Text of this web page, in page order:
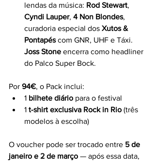
lendas da música: Rod Stewart,
Cyndi Lauper, 4 Non Blondes,
curadoria especial dos Xutos &
Pontapés com GNR, UHF e Táxi.
Joss Stone encerra como headliner
do Palco Super Bock.
Por 94€, o Pack inclui:
1 bilhete diário para o festival
1 t-shirt exclusiva Rock in Rio (três
modelos à escolha)
O voucher pode ser trocado entre 5 de
janeiro e 2 de março — após essa data,